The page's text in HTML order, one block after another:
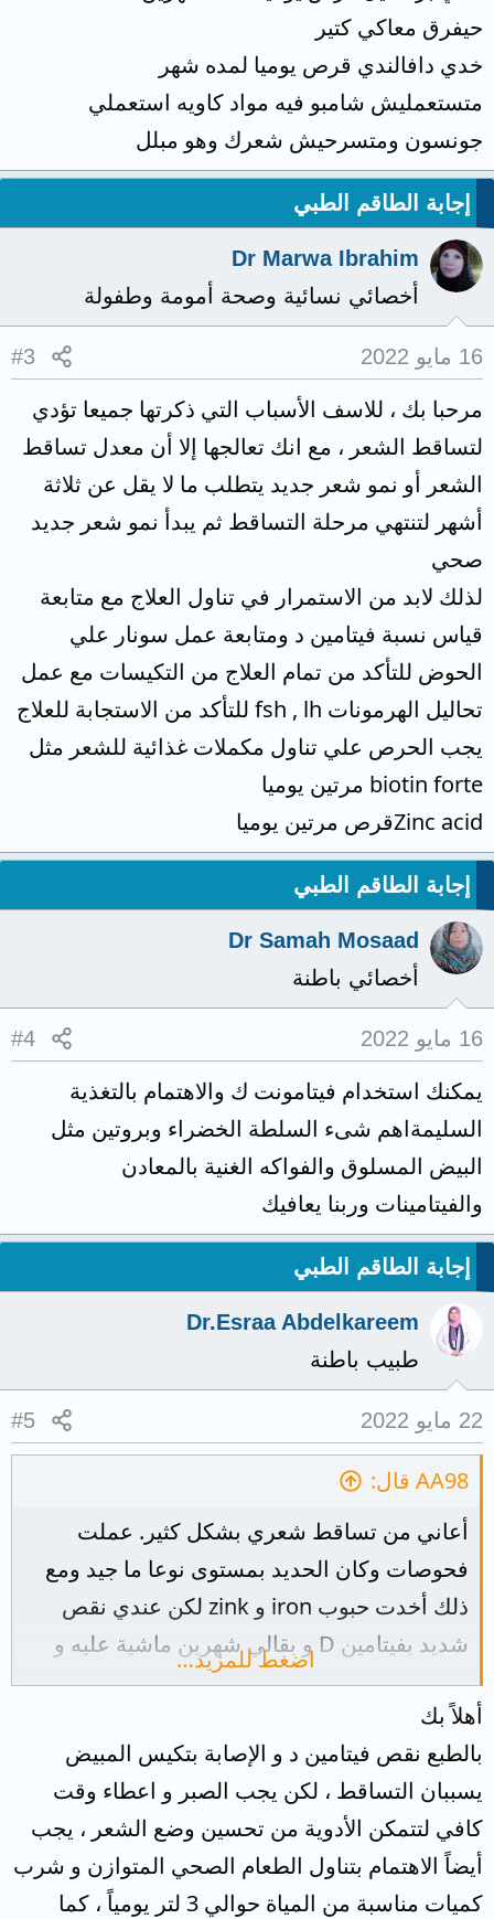
حيفرق معاكي كتير
خدي دافالندي قرص يوميا لمده شهر
متستعمليش شامبو فيه مواد كاويه استعملي
جونسون ومتسرحيش شعرك وهو مبلل
إجابة الطاقم الطبي
Dr Marwa Ibrahim
أخصائي نسائية وصحة أمومة وطفولة
16 مايو 2022 #3
مرحبا بك ، للاسف الأسباب التي ذكرتها جميعا تؤدي
لتساقط الشعر ، مع انك تعالجها إلا أن معدل تساقط
الشعر أو نمو شعر جديد يتطلب ما لا يقل عن ثلاثة
أشهر لتنتهي مرحلة التساقط ثم يبدأ نمو شعر جديد
صحي
لذلك لابد من الاستمرار في تناول العلاج مع متابعة
قياس نسبة فيتامين د ومتابعة عمل سونار علي
الحوض للتأكد من تمام العلاج من التكيسات مع عمل
تحاليل الهرمونات fsh , lh للتأكد من الاستجابة للعلاج
يجب الحرص علي تناول مكملات غذائية للشعر مثل
biotin forte مرتين يوميا
Zinc acidقرص مرتين يوميا
إجابة الطاقم الطبي
Dr Samah Mosaad
أخصائي باطنة
16 مايو 2022 #4
يمكنك استخدام فيتامونت ك والاهتمام بالتغذية
السليمةاهم شىء السلطة الخضراء وبروتين مثل
البيض المسلوق والفواكه الغنية بالمعادن
والفيتامينات وربنا يعافيك
إجابة الطاقم الطبي
Dr.Esraa Abdelkareem
طبيب باطنة
22 مايو 2022 #5
AA98 قال:
أعاني من تساقط شعري بشكل كثير. عملت
فحوصات وكان الحديد بمستوى نوعا ما جيد ومع
ذلك أخدت حبوب iron و zink لكن عندي نقص
شديد بفيتامين D و بقالي شهرين ماشية عليه و
للآن التساقط موجود . بالإضافة أنه أنا معي تكيس
مبايض و أكيد هو سبب من أسباب تساقط شعري
بس أنا حاليا باخد دوا metforal 850 لعلاج التكيس
و مقاومة الأنسولين العالية لدي. أرجو إعطائي حل
أو أنصحوني بفيتامين أو دواء لمنع تساقط الشعر،
و آسفة على الإطالة.
اضغط للمزيد…
أهلاً بك
بالطبع نقص فيتامين د و الإصابة بتكيس المبيض
يسببان التساقط ، لكن يجب الصبر و اعطاء وقت
كافي لتتمكن الأدوية من تحسين وضع الشعر ، يجب
أيضاً الاهتمام بتناول الطعام الصحي المتوازن و شرب
كميات مناسبة من المياة حوالي 3 لتر يومياً ، كما